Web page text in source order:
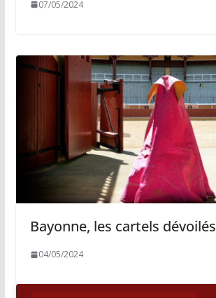
07/05/2024
Bayonne, les cartels dévoilés
04/05/2024